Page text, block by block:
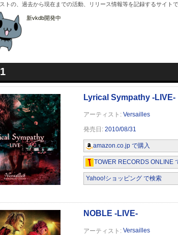
の、過去から現在までの活動、リリース情報等を記録するサイト
新vkdb開発中
- AD -
Versailles
2010/08/31
amazon.co.jp で購入
TOWER RECORDS ONLINE
Yahoo!ショッピング で検索
NOBLE -LIVE-
Versailles